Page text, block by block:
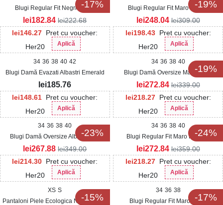
-17%
Blugi Regular Fit Negri Flarya
lei146.27 Pret cu voucher:
Her20
Aplică
lei182.84 lei222.68
-19%
Blugi Regular Fit Maro Maliha
lei198.43 Pret cu voucher:
Her20
Aplică
lei248.04 lei309.00
34 36 38 40 42
Blugi Damă Evazati Albastri Emerald
lei148.61 Pret cu voucher:
Her20
Aplică
lei185.76
-19%
34 36 38 40
Blugi Damă Oversize Maro Rynn
lei218.27 Pret cu voucher:
Her20
Aplică
lei272.84 lei339.00
-23%
34 36 38 40
Blugi Damă Oversize Albi Mavley
lei214.30 Pret cu voucher:
Her20
Aplică
lei267.88 lei349.00
-24%
34 36 38 40
Blugi Regular Fit Maro Hendrix
lei218.27 Pret cu voucher:
Her20
Aplică
lei272.84 lei359.00
-15%
XS S
Pantaloni Piele Ecologica Negru Zanai
-17%
34 36 38
Blugi Regular Fit Maro Latifa